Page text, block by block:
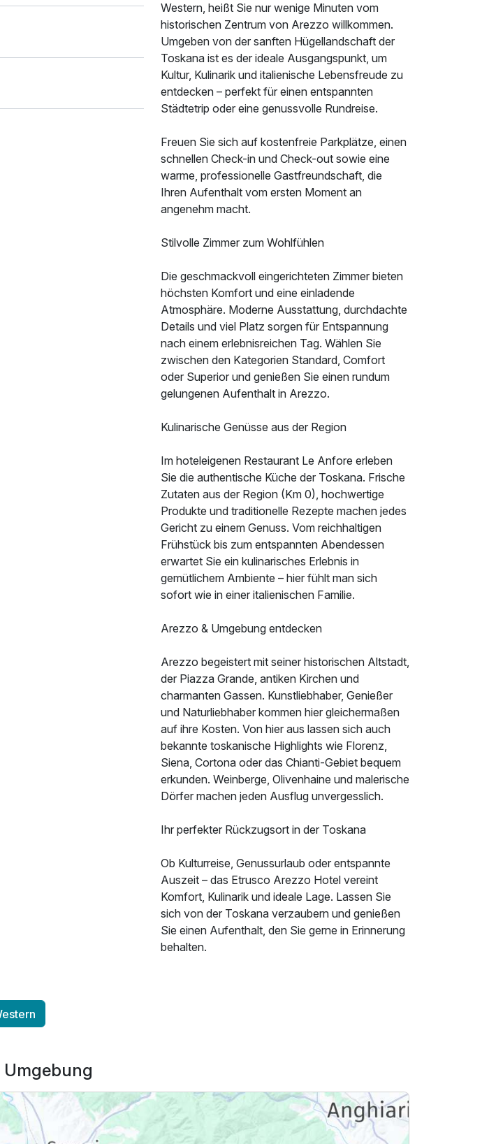
Western, heißt Sie nur wenige Minuten vom
historischen Zentrum von Arezzo willkommen.
Umgeben von der sanften Hügellandschaft der
Toskana ist es der ideale Ausgangspunkt, um
Kultur, Kulinarik und italienische Lebensfreude zu
entdecken – perfekt für einen entspannten
Städtetrip oder eine genussvolle Rundreise.
Freuen Sie sich auf kostenfreie Parkplätze, einen
schnellen Check-in und Check-out sowie eine
warme, professionelle Gastfreundschaft, die
Ihren Aufenthalt vom ersten Moment an
angenehm macht.
Stilvolle Zimmer zum Wohlfühlen
Die geschmackvoll eingerichteten Zimmer bieten
höchsten Komfort und eine einladende
Atmosphäre. Moderne Ausstattung, durchdachte
Details und viel Platz sorgen für Entspannung
nach einem erlebnisreichen Tag. Wählen Sie
zwischen den Kategorien Standard, Comfort
oder Superior und genießen Sie einen rundum
gelungenen Aufenthalt in Arezzo.
Kulinarische Genüsse aus der Region
Im hoteleigenen Restaurant Le Anfore erleben
Sie die authentische Küche der Toskana. Frische
Zutaten aus der Region (Km 0), hochwertige
Produkte und traditionelle Rezepte machen jedes
Gericht zu einem Genuss. Vom reichhaltigen
Frühstück bis zum entspannten Abendessen
erwartet Sie ein kulinarisches Erlebnis in
gemütlichem Ambiente – hier fühlt man sich
sofort wie in einer italienischen Familie.
Arezzo & Umgebung entdecken
Arezzo begeistert mit seiner historischen Altstadt,
der Piazza Grande, antiken Kirchen und
charmanten Gassen. Kunstliebhaber, Genießer
und Naturliebhaber kommen hier gleichermaßen
auf ihre Kosten. Von hier aus lassen sich auch
bekannte toskanische Highlights wie Florenz,
Siena, Cortona oder das Chianti-Gebiet bequem
erkunden. Weinberge, Olivenhaine und malerische
Dörfer machen jeden Ausflug unvergesslich.
Ihr perfekter Rückzugsort in der Toskana
Ob Kulturreise, Genussurlaub oder entspannte
Auszeit – das Etrusco Arezzo Hotel vereint
Komfort, Kulinarik und ideale Lage. Lassen Sie
sich von der Toskana verzaubern und genießen
Sie einen Aufenthalt, den Sie gerne in Erinnerung
behalten.
Umgebung